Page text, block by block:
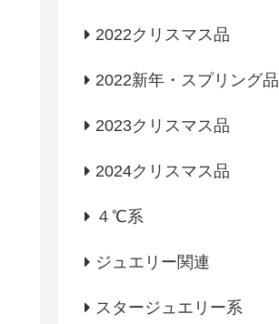
2022クリスマス品
2022新年・スプリング品
2023クリスマス品
2024クリスマス品
４℃系
ジュエリー関連
スタージュエリー系